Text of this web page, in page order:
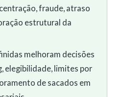
fraude, atraso
estrutural da
melhoram decisões
elegibilidade, limites por
de sacados em